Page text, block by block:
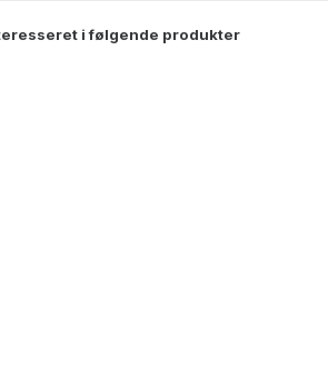
i følgende produkter